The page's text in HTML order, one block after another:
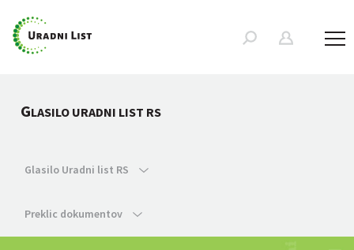
GLASILO URADNI LIST RS
Glasilo Uradni list RS
Preklic dokumentov